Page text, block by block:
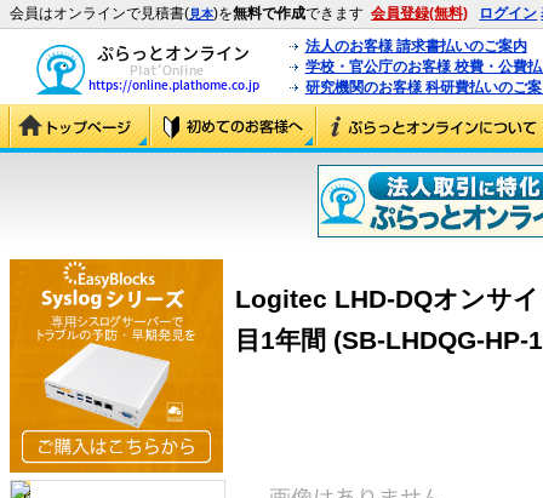
会員はオンラインで見積書(見本)を無料で作成できます 会員登録(無料) ログイン
法人のお客様 請求書払いのご案内
学校・官公庁のお客様 校費・公費
研究機関のお客様 科研費払いのご
Logitec LHD-DQオンサ
目1年間 (SB-LHDQG-HP-